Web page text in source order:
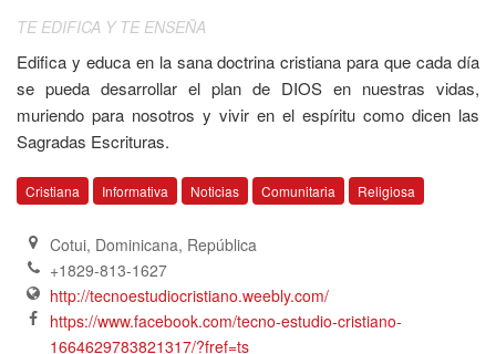
TE EDIFICA Y TE ENSEÑA
Edifica y educa en la sana doctrina cristiana para que cada día
se pueda desarrollar el plan de DIOS en nuestras vidas,
muriendo para nosotros y vivir en el espíritu como dicen las
Sagradas Escrituras.
Cristiana Informativa Noticias Comunitaria Religiosa
Cotui, Dominicana, República
+1829-813-1627
http://tecnoestudiocristiano.weebly.com/
https://www.facebook.com/tecno-estudio-cristiano-
1664629783821317/?fref=ts